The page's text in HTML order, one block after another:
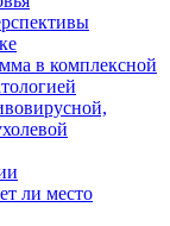
в комплексной
ли место